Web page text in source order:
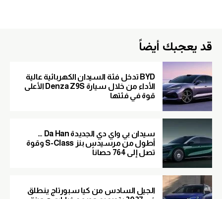
قد يعجبك أيضاً
BYD تدخل فئة السيدان الكهربائية عالية
الأداء من خلال سيارة Denza Z9S الأعلى
قوة في فئتها
سيدان بي واي دي الجديدة Da Han …
أطول من مرسيدس بنز S-Class وقوة
تصل إلى 764 حصاناً
الجيل السادس من كيا سبورتاج ينطلق